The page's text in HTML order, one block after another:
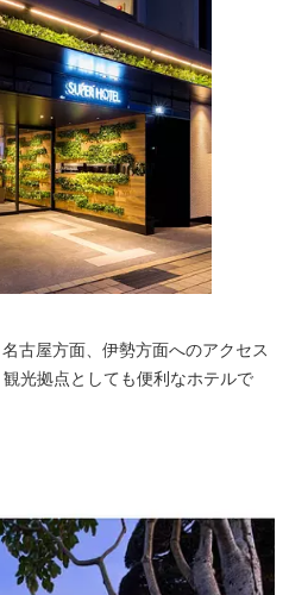
古屋方面、伊勢方面へのアクセス
光拠点としても便利なホテルで